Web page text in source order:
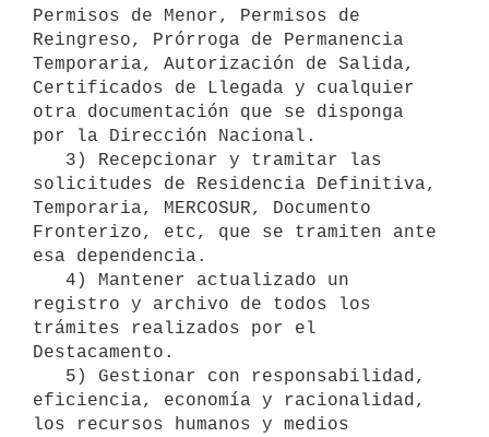
Permisos de Menor, Permisos de
Reingreso, Prórroga de Permanencia
Temporaria, Autorización de Salida,
Certificados de Llegada y cualquier
otra documentación que se disponga
por la Dirección Nacional.
solicitudes de Residencia Definitiva,
Temporaria, MERCOSUR, Documento
Fronterizo, etc, que se tramiten ante
esa dependencia.
registro y archivo de todos los
trámites realizados por el
Destacamento.
eficiencia, economía y racionalidad,
los recursos humanos y medios